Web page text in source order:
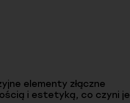
elementy złączne
i estetyką, co czyni je